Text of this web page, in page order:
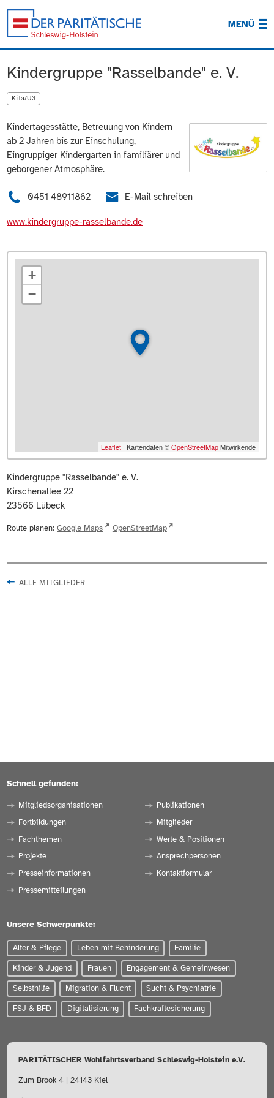
MENÜ
Kindergruppe "Rasselbande" e. V.
KiTa/U3
Kindertagesstätte, Betreuung von Kindern
ab 2 Jahren bis zur Einschulung,
Eingruppiger Kindergarten in familiärer und
geborgener Atmosphäre.
0451 48911862 E-Mail schreiben
www.kindergruppe-rasselbande.de
+
−
Leaflet | Kartendaten ©OpenStreetMapMitwirkende
Kindergruppe "Rasselbande" e. V.
Kirschenallee 22
23566 Lübeck
Route planen: Google Maps OpenStreetMap
ALLE MITGLIEDER
Schnell gefunden:
Mitgliedsorganisationen
Fortbildungen
Fachthemen
Projekte
Presseinformationen
Pressemitteilungen
Publikationen
Mitglieder
Werte & Positionen
Ansprechpersonen
Kontaktformular
Unsere Schwerpunkte:
Alter & Pflege Leben mit Behinderung Familie
Kinder & Jugend Frauen Engagement & Gemeinwesen
Selbsthilfe Migration & Flucht Sucht & Psychiatrie
FSJ & BFD Digitalisierung Fachkräftesicherung
PARITÄTISCHER Wohlfahrtsverband Schleswig-Holstein e.V.
Zum Brook 4 | 24143 Kiel